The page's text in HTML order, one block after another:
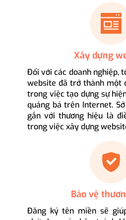
Xây dựng
Đối với các doanh nghiệp,
website đã trở thành một
trong việc tạo dựng sự
quảng bá trên Internet.
gắn với thương hiệu là
trong việc xây dựng
Bảo vệ
Đăng ký tên miền sẽ